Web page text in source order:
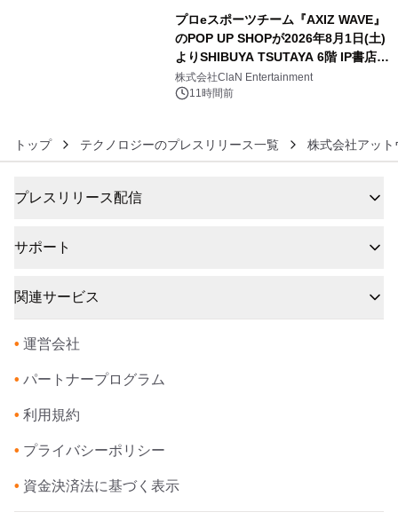
プロeスポーツチーム『AXIZ WAVE』
のPOP UP SHOPが2026年8月1日(土)
よりSHIBUYA TSUTAYA 6階 IP書店で
開催決定！！
株式会社ClaN Entertainment
11時間前
トップ テクノロジーのプレスリリース一覧 株式会社アット
プレスリリース配信
サポート
関連サービス
• 運営会社
• パートナープログラム
• 利用規約
• プライバシーポリシー
• 資金決済法に基づく表示